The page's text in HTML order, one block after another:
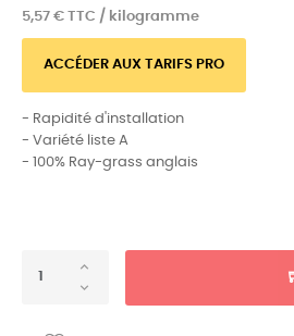
5,57 € TTC / kilogramme
ACCÉDER AUX TARIFS PRO
- Rapidité d'installation
- Variété liste A
- 100% Ray-grass anglais